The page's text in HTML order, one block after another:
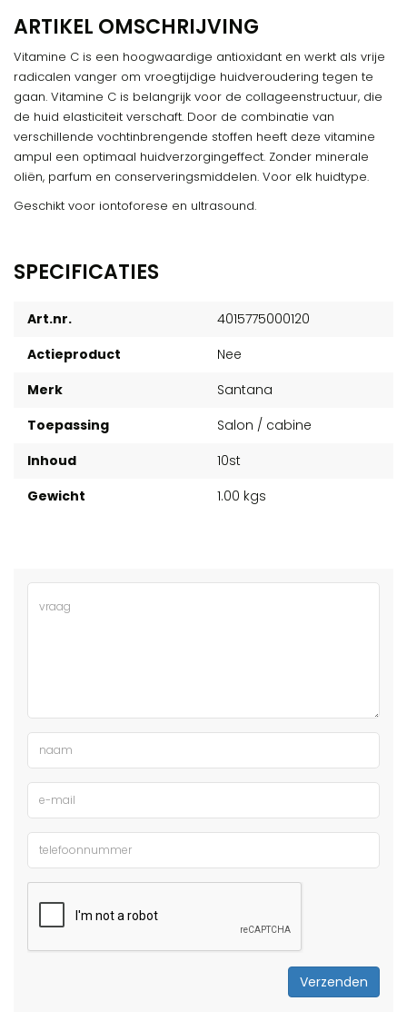
ARTIKEL OMSCHRIJVING
Vitamine C is een hoogwaardige antioxidant en werkt als vrije
radicalen vanger om vroegtijdige huidveroudering tegen te
gaan. Vitamine C is belangrijk voor de collageenstructuur, die
de huid elasticiteit verschaft. Door de combinatie van
verschillende vochtinbrengende stoffen heeft deze vitamine
ampul een optimaal huidverzorgingeffect. Zonder minerale
oliën, parfum en conserveringsmiddelen. Voor elk huidtype.
Geschikt voor iontoforese en ultrasound.
SPECIFICATIES
Art.nr.
4015775000120
Actieproduct
Nee
Merk
Santana
Toepassing
Salon / cabine
Inhoud
10st
Gewicht
1.00 kgs
Verzenden